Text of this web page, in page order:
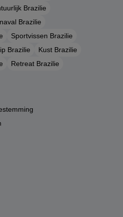
Brazilie
Brazilie
Sportvissen Brazilie
Brazilie
Kust Brazilie
Retreat Brazilie